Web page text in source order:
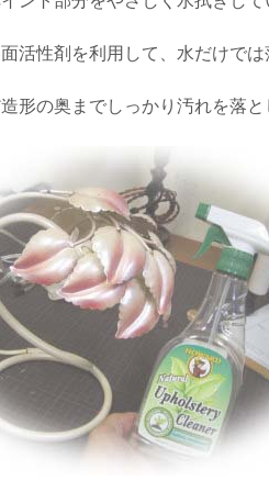
活性剤を利用して、水だけで
形の奥までしっかり汚れを落